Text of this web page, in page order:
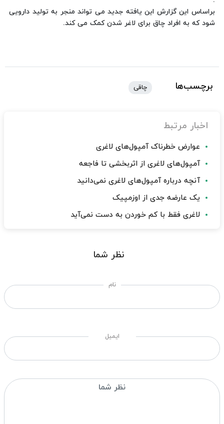
براساس این گزارش این یافته جدید می تواند منجر به تولید دارویی
شود که به افراد چاق برای لاغر شدن کمک می کند.
برچسب‌ها چاقی
اخبار مرتبط
عوارض خطرناک آمپول‌های لاغری
آمپول‌های لاغری از اثربخشی تا فاجعه
آنچه درباره آمپول‌های لاغری نمی‌دانید
یک عارضه جدی از اوزمپیک
لاغری فقط با کم خوردن به دست نمی‌آید
نظر شما
نام
ایمیل